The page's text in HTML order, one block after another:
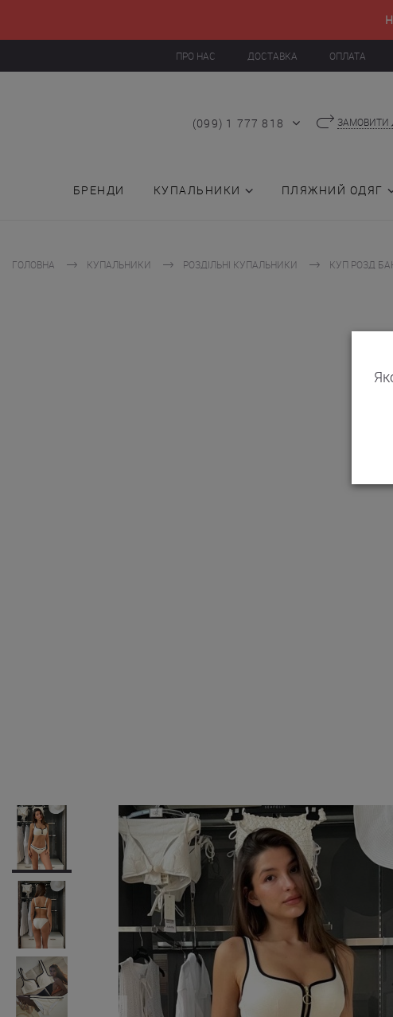
ПРО НАС ДОСТАВКА ОПЛАТА
(099) 1 777 818 ЗАМОВИТИ
БРЕНДИ КУПАЛЬНИКИ ПЛЯЖНИЙ ОДЯГ
ГОЛОВНА КУПАЛЬНИКИ РОЗДІЛЬНІ КУПАЛЬНИКИ КУП РОЗД